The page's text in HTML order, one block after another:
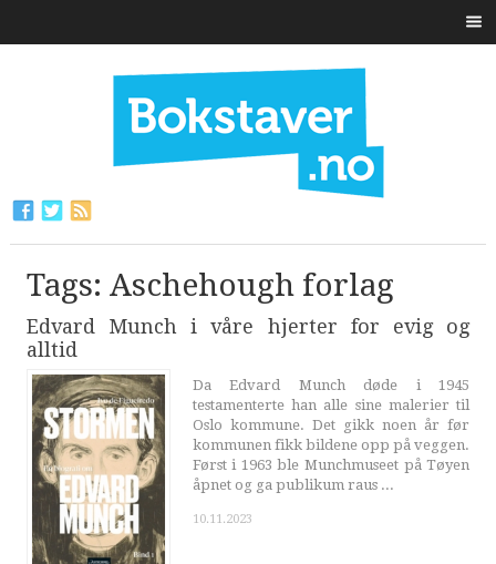
Tags: Aschehough forlag
Edvard Munch i våre hjerter for evig og
alltid
Da Edvard Munch døde i 1945
testamenterte han alle sine malerier til
Oslo kommune. Det gikk noen år før
kommunen fikk bildene opp på veggen.
Først i 1963 ble Munchmuseet på Tøyen
åpnet og ga publikum raus ...
10.11.2023